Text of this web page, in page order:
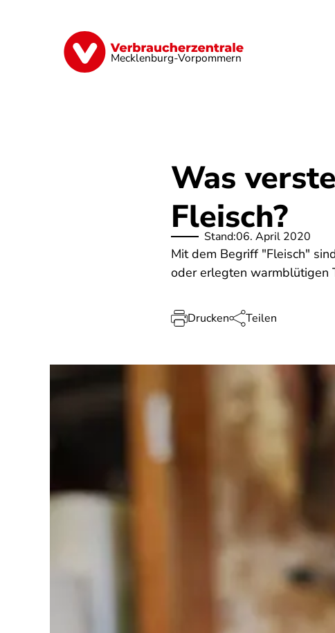
Mecklenburg-Vorpommern
Finanzen Digitales Lebensmittel
Was
Fleisch?
Stand:06. April 2020
Mit dem Begriff "Fleisch"
oder erlegten warmblütigen
Drucken Teilen